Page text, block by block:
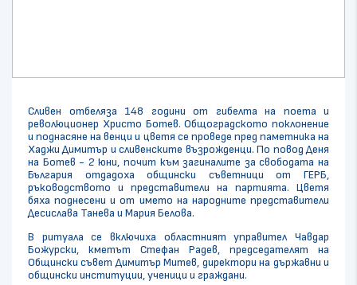
Сливен отбеляза 148 години от гибелта на поета и
революционер Христо Ботев. Общоградското поклонение
и поднасяне на венци и цветя се проведе пред паметника на
Хаджи Димитър и сливенските възрожденци. По повод Деня
на Ботев - 2 юни, почит към загиналите за свободата на
България отдадоха общински съветници от ГЕРБ,
ръководството и представители на партията. Цветя
бяха поднесени и от името на народните представители
Десислава Танева и Мария Белова.
В ритуала се включиха областният управител Чавдар
Божурски, кметът Стефан Радев, председателят на
Общински съвет Димитър Митев, директори на държавни и
общински институции, ученици и граждани.